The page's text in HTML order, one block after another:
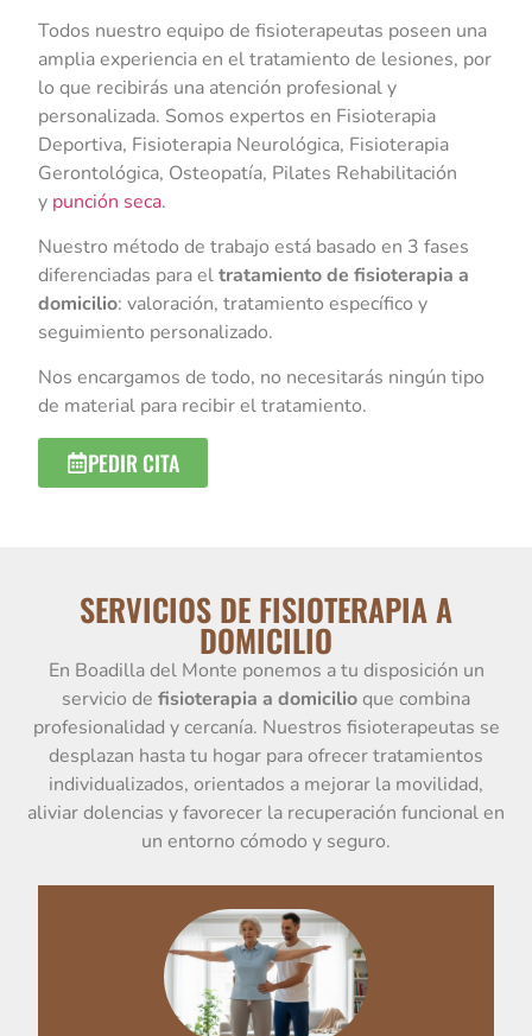
Todos nuestro equipo de fisioterapeutas poseen una
amplia experiencia en el tratamiento de lesiones, por
lo que recibirás una atención profesional y
personalizada. Somos expertos en Fisioterapia
Deportiva, Fisioterapia Neurológica, Fisioterapia
Gerontológica, Osteopatía, Pilates Rehabilitación
y punción seca.
Nuestro método de trabajo está basado en 3 fases
diferenciadas para eltratamiento de fisioterapia a
domicilio: valoración, tratamiento específico y
seguimiento personalizado.
Nos encargamos de todo, no necesitarás ningún tipo
de material para recibir el tratamiento.
PEDIR CITA
SERVICIOS DE FISIOTERAPIA A
DOMICILIO
En Boadilla del Monte ponemos a tu disposición un
servicio de fisioterapia a domicilioque combina
profesionalidad y cercanía. Nuestros fisioterapeutas se
desplazan hasta tu hogar para ofrecer tratamientos
individualizados, orientados a mejorar la movilidad,
aliviar dolencias y favorecer la recuperación funcional en
un entorno cómodo y seguro.